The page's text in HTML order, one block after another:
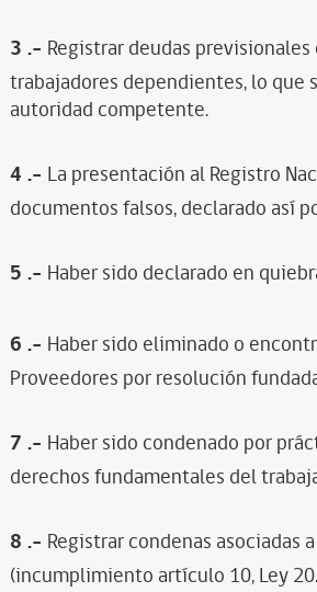
3 .- Registrar deudas
trabajadores dependientes, lo
autoridad competente.
4 .- La presentación al Registro
documentos falsos, declarado así
5 .- Haber sido declarado en
6 .- Haber sido eliminado o
Proveedores por resolución
7 .- Haber sido condenado por
derechos fundamentales del
8 .- Registrar condenas asociadas
(incumplimiento artículo 10, Ley